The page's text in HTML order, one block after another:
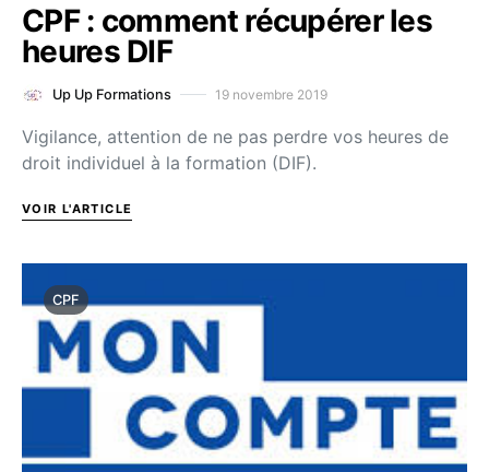
CPF : comment récupérer les
heures DIF
Up Up Formations 19 novembre 2019
Vigilance, attention de ne pas perdre vos heures de
droit individuel à la formation (DIF).
VOIR L'ARTICLE
CPF